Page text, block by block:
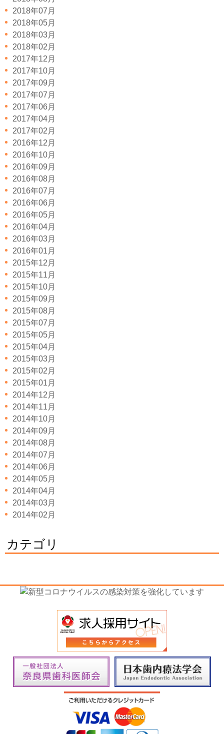
2018年07月
2018年05月
2018年03月
2018年02月
2017年12月
2017年10月
2017年09月
2017年07月
2017年06月
2017年04月
2017年02月
2016年12月
2016年10月
2016年09月
2016年08月
2016年07月
2016年06月
2016年05月
2016年04月
2016年03月
2016年01月
2015年12月
2015年11月
2015年10月
2015年09月
2015年08月
2015年07月
2015年05月
2015年04月
2015年03月
2015年02月
2015年01月
2014年12月
2014年11月
2014年10月
2014年09月
2014年08月
2014年07月
2014年06月
2014年05月
2014年04月
2014年03月
2014年02月
カテゴリ